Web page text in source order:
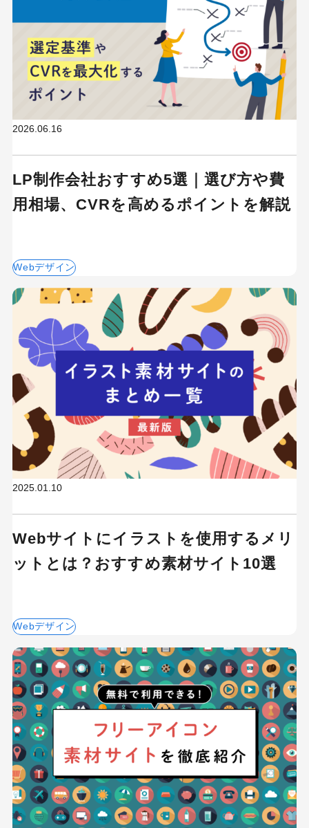
2026.06.16
LP制作会社おすすめ5選｜選び方や費
用相場、CVRを高めるポイントを解説
Webデザイン
2025.01.10
Webサイトにイラストを使用するメリ
ットとは？おすすめ素材サイト10選
Webデザイン